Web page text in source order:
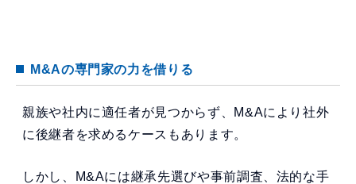
M&Aの専門家の力を借りる
親族や社内に適任者が見つからず、M&Aにより社外
に後継者を求めるケースもあります。
しかし、M&Aには継承先選びや事前調査、法的な手